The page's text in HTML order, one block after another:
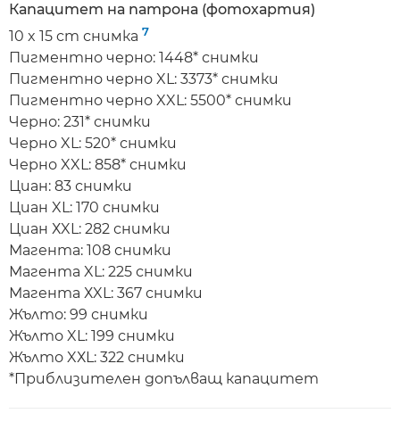
Капацитет на патрона (фотохартия)
10 x 15 cm снимка 7
Пигментно черно: 1448* снимки
Пигментно черно XL: 3373* снимки
Пигментно черно XXL: 5500* снимки
Черно: 231* снимки
Черно XL: 520* снимки
Черно XXL: 858* снимки
Циан: 83 снимки
Циан XL: 170 снимки
Циан ХXL: 282 снимки
Магента: 108 снимки
Магента XL: 225 снимки
Магента ХXL: 367 снимки
Жълто: 99 снимки
Жълто XL: 199 снимки
Жълто XХL: 322 снимки
*Приблизителен допълващ капацитет